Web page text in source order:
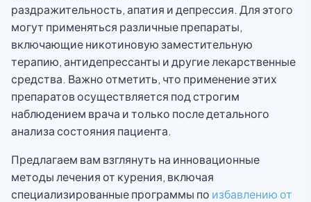
раздражительность, апатия и депрессия. Для этого
могут применяться различные препараты,
включающие никотиновую заместительную
терапию, антидепрессанты и другие лекарственные
средства. Важно отметить, что применение этих
препаратов осуществляется под строгим
наблюдением врача и только после детального
анализа состояния пациента.
Предлагаем вам взглянуть на инновационные
методы лечения от курения, включая
специализированные программы по избавлению от